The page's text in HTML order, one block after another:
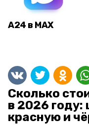
А24 в MAX
Сколько
в 2026
красную и